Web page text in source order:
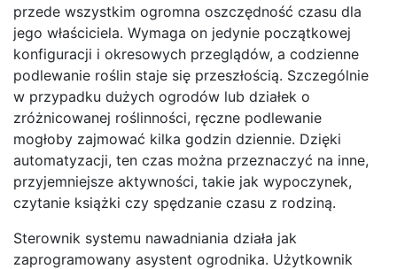
przede wszystkim ogromna oszczędność czasu dla
jego właściciela. Wymaga on jedynie początkowej
konfiguracji i okresowych przeglądów, a codzienne
podlewanie roślin staje się przeszłością. Szczególnie
w przypadku dużych ogrodów lub działek o
zróżnicowanej roślinności, ręczne podlewanie
mogłoby zajmować kilka godzin dziennie. Dzięki
automatyzacji, ten czas można przeznaczyć na inne,
przyjemniejsze aktywności, takie jak wypoczynek,
czytanie książki czy spędzanie czasu z rodziną.
Sterownik systemu nawadniania działa jak
zaprogramowany asystent ogrodnika. Użytkownik